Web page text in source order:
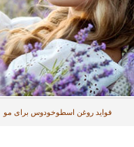
فواید روغن اسطوخودوس برای مو